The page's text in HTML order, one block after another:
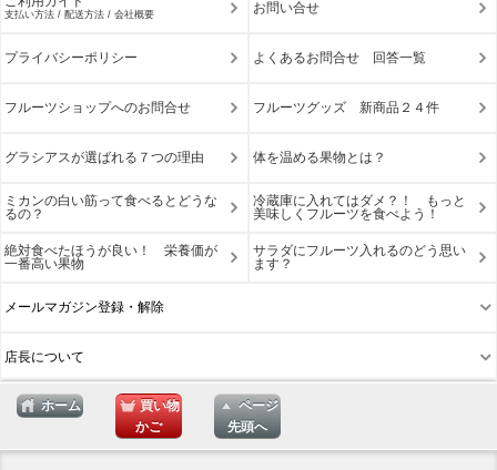
支払い方法 / 配送方法 / 会社概要 お問い合せ
プライバシーポリシー よくあるお問合せ 回答一覧
フルーツショップへのお問合せ フルーツグッズ 新商品２４件
グラシアスが選ばれる７つの理由 体を温める果物とは？
ミカンの白い筋って食べるとどうな
るの？
冷蔵庫に入れてはダメ？！ もっと
美味しくフルーツを食べよう！
絶対食べたほうが良い！ 栄養価が
一番高い果物
サラダにフルーツ入れるのどう思い
ます？
メールマガジン登録・解除
店長について
ホーム
買い物
かご
ページ
先頭へ